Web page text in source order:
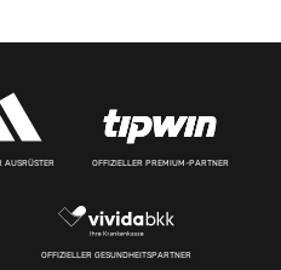
AUSRÜSTER OFFIZIELLER PREMIUM-PARTNER
OFFIZIELLER GESUNDHEITSPARTNER